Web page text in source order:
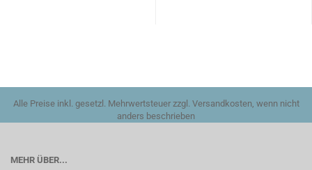
Alle Preise inkl. gesetzl. Mehrwertsteuer zzgl. Versandkosten, wenn nicht
anders beschrieben
MEHR ÜBER...